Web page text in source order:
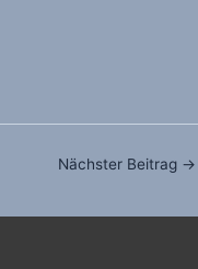
Nächster Beitrag →